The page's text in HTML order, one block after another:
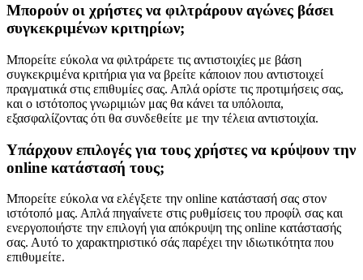
Μπορούν οι χρήστες να φιλτράρουν αγώνες βάσει
συγκεκριμένων κριτηρίων;
Μπορείτε εύκολα να φιλτράρετε τις αντιστοιχίες με βάση
συγκεκριμένα κριτήρια για να βρείτε κάποιον που αντιστοιχεί
πραγματικά στις επιθυμίες σας. Απλά ορίστε τις προτιμήσεις σας,
και ο ιστότοπος γνωριμιών μας θα κάνει τα υπόλοιπα,
εξασφαλίζοντας ότι θα συνδεθείτε με την τέλεια αντιστοιχία.
Υπάρχουν επιλογές για τους χρήστες να κρύψουν την
online κατάστασή τους;
Μπορείτε εύκολα να ελέγξετε την online κατάστασή σας στον
ιστότοπό μας. Απλά πηγαίνετε στις ρυθμίσεις του προφίλ σας και
ενεργοποιήστε την επιλογή για απόκρυψη της online κατάστασής
σας. Αυτό το χαρακτηριστικό σάς παρέχει την ιδιωτικότητα που
επιθυμείτε.